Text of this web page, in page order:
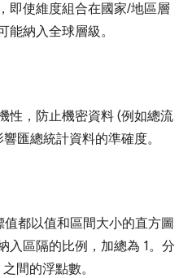
即使維度組合在國家/地區層
納入全球層級。
性，防止機密資料 (例如總流
匯總統計資料的準確度。
都以值和區間大小的直方圖
入區隔的比例，加總為 1。分
間的浮點數。